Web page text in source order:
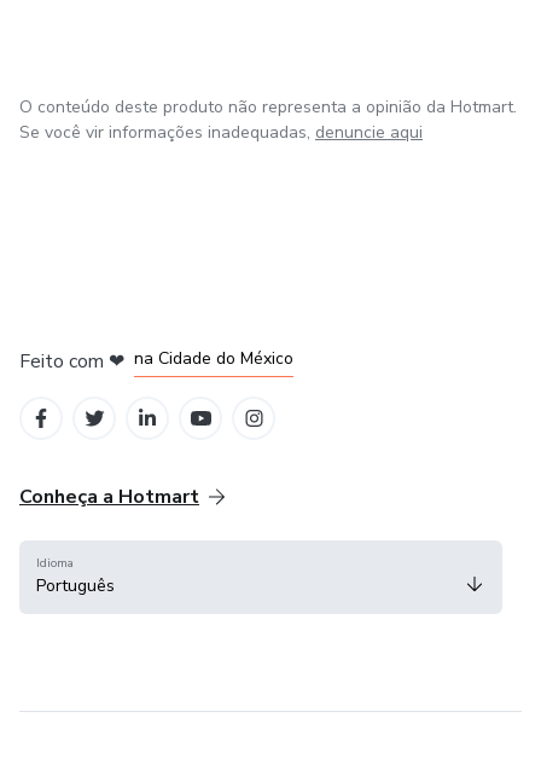
O conteúdo deste produto não representa a opinião da Hotmart.
Se você vir informações inadequadas, denuncie aqui
Feito com ❤ na Cidade do México
Conheça a Hotmart
Idioma
Português